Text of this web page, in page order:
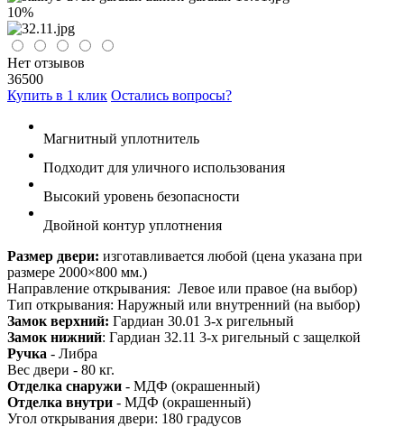
10%
Нет отзывов
36500
Купить в 1 клик Остались вопросы?
Магнитный уплотнитель
Подходит для уличного использования
Высокий уровень безопасности
Двойной контур уплотнения
Размер двери: изготавливается любой (цена указана при
размере 2000×800 мм.)
Направление открывания: Левое или правое (на выбор)
Тип открывания: Наружный или внутренний (на выбор)
Замок верхний: Гардиан 30.01 3-х ригельный
Замок нижний: Гардиан 32.11 3-х ригельный с защелкой
Ручка - Либра
Вес двери - 80 кг.
Отделка снаружи - МДФ (окрашенный)
Отделка внутри - МДФ (окрашенный)
Угол открывания двери: 180 градусов